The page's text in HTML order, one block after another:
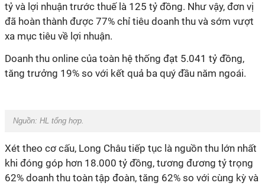
tỷ và lợi nhuận trước thuế là 125 tỷ đồng. Như vậy, đơn vị
đã hoàn thành được 77% chỉ tiêu doanh thu và sớm vượt
xa mục tiêu về lợi nhuận.
Doanh thu online của toàn hệ thống đạt 5.041 tỷ đồng,
tăng trưởng 19% so với kết quả ba quý đầu năm ngoái.
Nguồn: HL tổng hợp.
Xét theo cơ cấu, Long Châu tiếp tục là nguồn thu lớn nhất
khi đóng góp hơn 18.000 tỷ đồng, tương đương tỷ trọng
62% doanh thu toàn tập đoàn, tăng 62% so với cùng kỳ và